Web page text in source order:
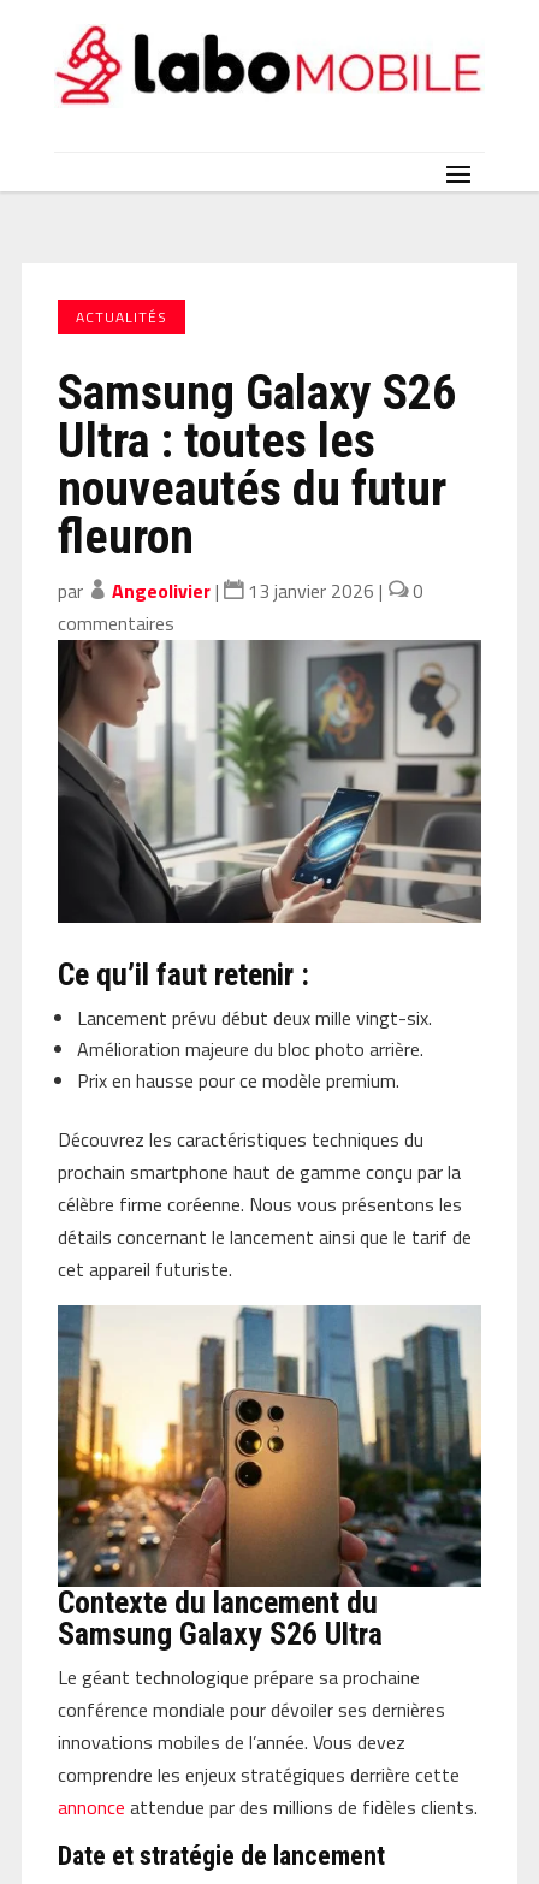
ACTUALITÉS
Samsung Galaxy S26
Ultra : toutes les
nouveautés du futur
fleuron
par Angeolivier| 13 janvier 2026 |
0
commentaires
Ce qu’il faut retenir :
Lancement prévu début deux mille vingt-six.
Amélioration majeure du bloc photo arrière.
Prix en hausse pour ce modèle premium.
Découvrez les caractéristiques techniques du
prochain smartphone haut de gamme conçu par la
célèbre firme coréenne. Nous vous présentons les
détails concernant le lancement ainsi que le tarif de
cet appareil futuriste.
Contexte du lancement du
Samsung Galaxy S26 Ultra
Le géant technologique prépare sa prochaine
conférence mondiale pour dévoiler ses dernières
innovations mobiles de l’année. Vous devez
comprendre les enjeux stratégiques derrière cette
annonce attendue par des millions de fidèles clients.
Date et stratégie de lancement